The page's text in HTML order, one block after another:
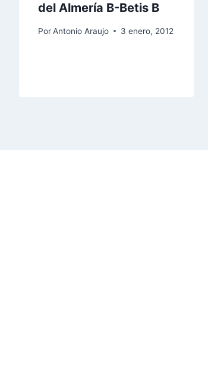
del Almería B-Betis B
PorAntonio Araujo 3 enero, 2012